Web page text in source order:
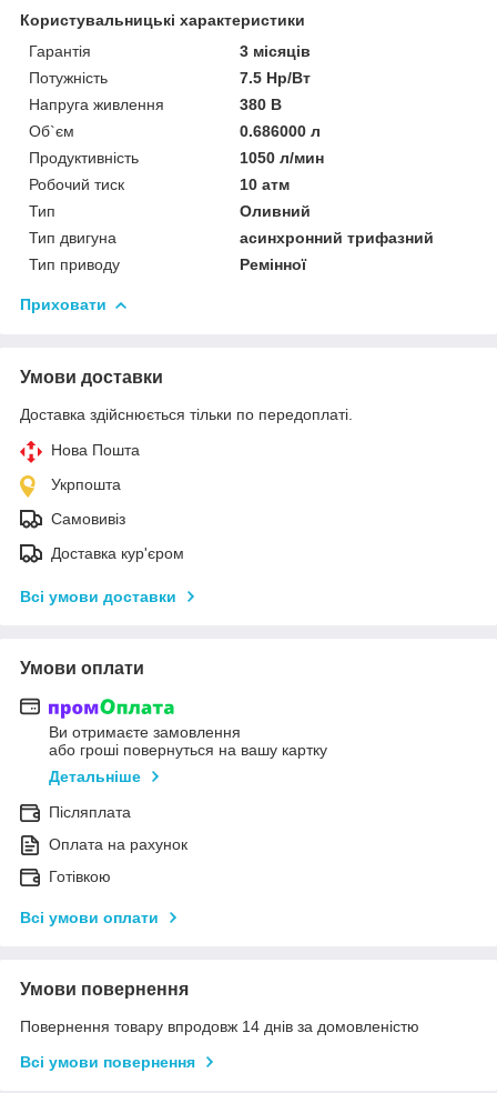
Користувальницькі характеристики
Гарантія
3 місяців
Потужність
7.5 Hp/Вт
Напруга живлення
380 В
Об`єм
0.686000 л
Продуктивність
1050 л/мин
Робочий тиск
10 атм
Тип
Оливний
Тип двигуна
асинхронний трифазний
Тип приводу
Ремінної
Приховати
Умови доставки
Доставка здійснюється тільки по передоплаті.
Нова Пошта
Укрпошта
Самовивіз
Доставка кур'єром
Всі умови доставки
Умови оплати
Ви отримаєте замовлення
або гроші повернуться на вашу картку
Детальніше
Післяплата
Оплата на рахунок
Готівкою
Всі умови оплати
Умови повернення
Повернення товару впродовж 14 днів за домовленістю
Всі умови повернення